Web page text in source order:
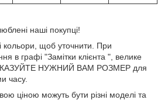
наші покупці!
кольори, щоб уточнити. При
в графі "Замітки клієнта ", велике
ВКАЗУЙТЕ НУЖНИЙ ВАМ РОЗМЕР для
часу.
ціною можуть бути різні моделі та